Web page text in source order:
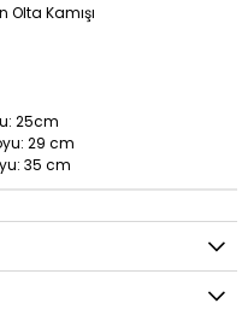
Olta Kamışı
25cm
29 cm
35 cm